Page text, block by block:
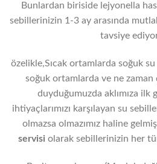
Bunlardan biriside lejyonella
sebillerinizin 1-3 ay arasında
tavsiye
özelikle,Sıcak ortamlarda soğuk
soğuk ortamlarda ve ne zaman
duyduğumuzda aklımıza ilk
ihtiyaçlarımızı karşılayan su
olmazsa olmazımız haline
servisi olarak sebillerinizin her